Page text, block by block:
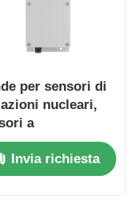
per sensori di
nucleari,
a
raggi
CE
Invia richiesta